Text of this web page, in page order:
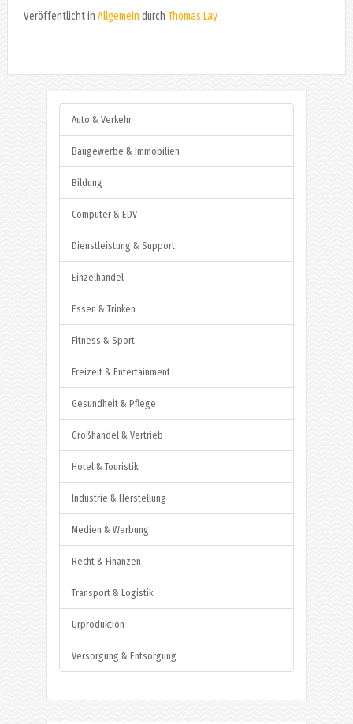
Veröffentlicht in Allgemein durch Thomas Lay
Auto & Verkehr
Baugewerbe & Immobilien
Bildung
Computer & EDV
Dienstleistung & Support
Einzelhandel
Essen & Trinken
Fitness & Sport
Freizeit & Entertainment
Gesundheit & Pflege
Großhandel & Vertrieb
Hotel & Touristik
Industrie & Herstellung
Medien & Werbung
Recht & Finanzen
Transport & Logistik
Urproduktion
Versorgung & Entsorgung